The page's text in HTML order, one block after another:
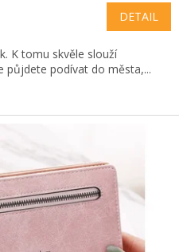
DETAIL
K tomu skvěle slouží
půjdete podívat do města,...